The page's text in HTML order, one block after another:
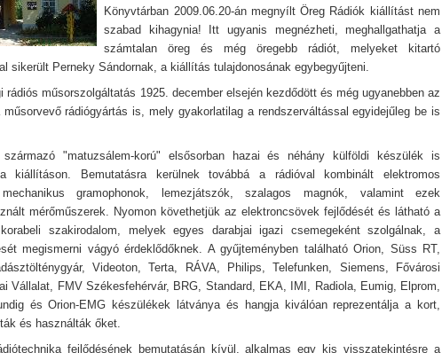
Könyvtárban 2009.06.20-án megnyílt Öreg Rádiók kiállítást nem
szabad kihagynia! Itt ugyanis megnézheti, meghallgathatja a
számtalan öreg és még öregebb rádiót, melyeket kitartó
sikerült Perneky Sándornak, a kiállítás tulajdonosának egybegyűjteni.
rádiós műsorszolgáltatás 1925. december elsején kezdődött és még ugyanebben az
rádiógyártás is, mely gyakorlatilag a rendszerváltással egyidejűleg be is
"matuzsálem-korú" elsősorban hazai és néhány külföldi készülék is
kiállításon. Bemutatásra kerülnek továbbá a rádióval kombinált elektromos
mechanikus gramophonok, lemezjátszók, szalagos magnók, valamint ezek
mérőműszerek. Nyomon követhetjük az elektroncsövek fejlődését és látható a
szakirodalom, melyek egyes darabjai igazi csemegeként szolgálnak, a
megismerni vágyó érdeklődőknek. A gyűjteményben található Orion, Süss RT,
Videoton, Terta, RÁVA, Philips, Telefunken, Siemens, Fővárosi
Vállalat, FMV Székesfehérvár, BRG, Standard, EKA, IMI, Radiola, Eumig, Elprom,
és Orion-EMG készülékek látványa és hangja kiválóan reprezentálja a kort,
és használták őket.
fejlődésének bemutatásán kívül, alkalmas egy kis visszatekintésre a